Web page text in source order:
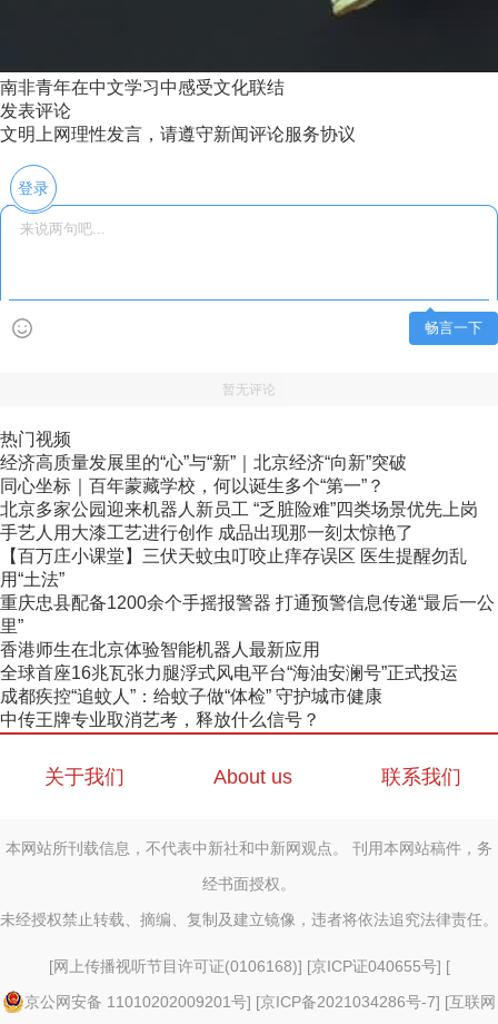
南非青年在中文学习中感受文化联结
发表评论
文明上网理性发言，请遵守新闻评论服务协议
登录
畅言一下
暂无评论
热门视频
经济高质量发展里的“心”与“新”｜北京经济“向新”突破
同心坐标｜百年蒙藏学校，何以诞生多个“第一”？
北京多家公园迎来机器人新员工 “乏脏险难”四类场景优先上岗
手艺人用大漆工艺进行创作 成品出现那一刻太惊艳了
【百万庄小课堂】三伏天蚊虫叮咬止痒存误区 医生提醒勿乱
用“土法”
重庆忠县配备1200余个手摇报警器 打通预警信息传递“最后一公
里”
香港师生在北京体验智能机器人最新应用
全球首座16兆瓦张力腿浮式风电平台“海油安澜号”正式投运
成都疾控“追蚊人”：给蚊子做“体检” 守护城市健康
中传王牌专业取消艺考，释放什么信号？
关于我们 About us 联系我们
本网站所刊载信息，不代表中新社和中新网观点。 刊用本网站稿件，务
经书面授权。
未经授权禁止转载、摘编、复制及建立镜像，违者将依法追究法律责任。
[网上传播视听节目许可证(0106168)] [京ICP证040655号] [
京公网安备 11010202009201号] [京ICP备2021034286号-7] [互联网